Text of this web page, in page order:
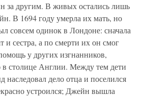
за другим. В живых остались лишь
В 1694 году умерла их мать, но
совсем одинок в Лондоне: сначала
и сестра, а по смерти их он смог
у других изгнанников,
столице Англии. Между тем дети
наследовал дело отца и поселился
устроился; Джейн вышла